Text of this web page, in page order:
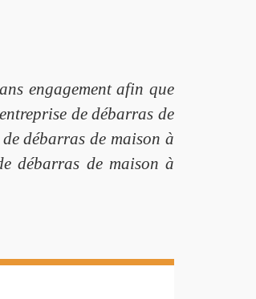
engagement afin que
de débarras de
débarras de maison à
débarras de maison à